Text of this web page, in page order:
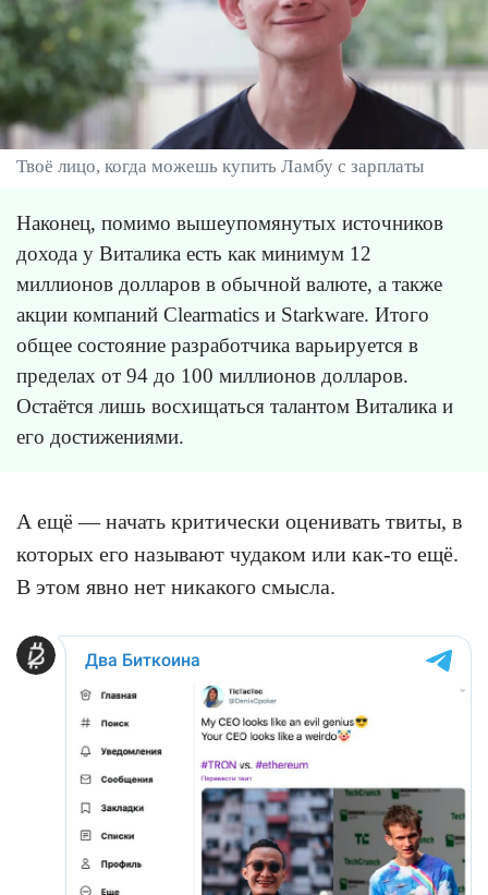
Твоё лицо, когда можешь купить Ламбу с зарплаты
Наконец, помимо вышеупомянутых источников
дохода у Виталика есть как минимум 12
миллионов долларов в обычной валюте, а также
акции компаний Clearmatics и Starkware. Итого
общее состояние разработчика варьируется в
пределах от 94 до 100 миллионов долларов.
Остаётся лишь восхищаться талантом Виталика и
его достижениями.
А ещё — начать критически оценивать твиты, в
которых его называют чудаком или как-то ещё.
В этом явно нет никакого смысла.